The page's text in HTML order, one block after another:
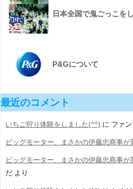
日本全国で鬼ごっこを
P&Gについて
最近のコメント
いちご狩り体験をしました(^^) に ファ
ビッグモーター、まさかの伊藤忠商事が
ビッグモーター、まさかの伊藤忠商事が
だ より